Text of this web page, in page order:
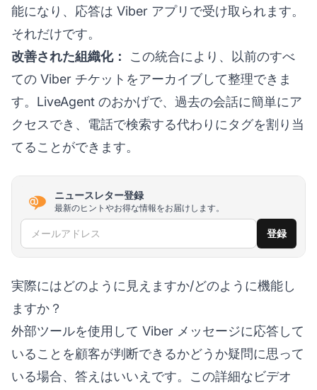
能になり、応答は Viber アプリで受け取られます。
それだけです。
改善された組織化：
この統合により、以前のすべ
ての Viber チケットをアーカイブして整理できま
す。LiveAgent のおかげで、過去の会話に簡単にア
クセスでき、電話で検索する代わりにタグを割り当
てることができます。
ニュースレター登録
最新のヒントやお得な情報をお届けします。
メールアドレス 登録
実際にはどのように見えますか/どのように機能し
ますか？
外部ツールを使用して Viber メッセージに応答して
いることを顧客が判断できるかどうか疑問に思って
いる場合、答えはいいえです。この詳細なビデオ